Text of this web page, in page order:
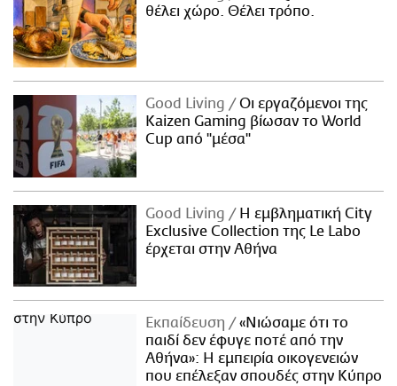
θέλει χώρο. Θέλει τρόπο.
Good Living
Οι εργαζόμενοι της
Kaizen Gaming βίωσαν το World
Cup από "μέσα"
Good Living
Η εμβληματική City
Exclusive Collection της Le Labo
έρχεται στην Αθήνα
Εκπαίδευση
«Νιώσαμε ότι το
παιδί δεν έφυγε ποτέ από την
Αθήνα»: Η εμπειρία οικογενειών
που επέλεξαν σπουδές στην Κύπρο